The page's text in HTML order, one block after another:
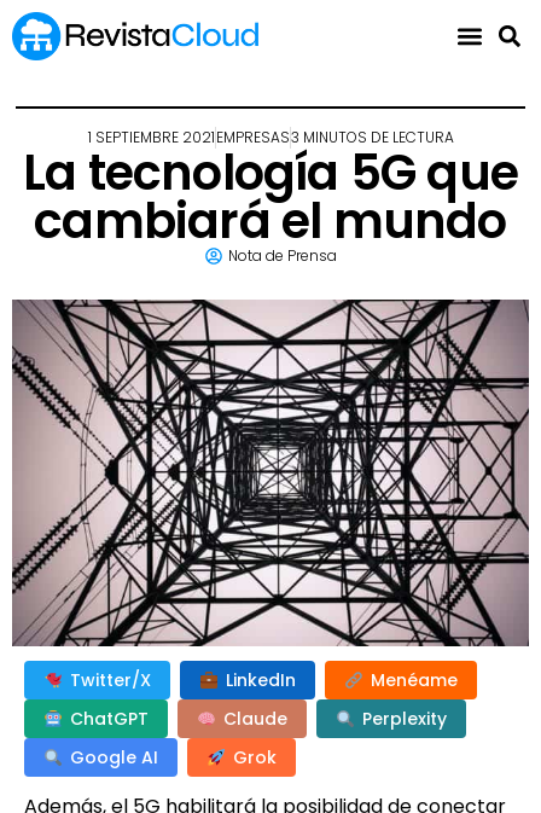
1 SEPTIEMBRE 2021EMPRESAS3 MINUTOS DE LECTURA
La tecnología 5G que
cambiará el mundo
Nota de Prensa
Twitter/X LinkedIn
Menéame
ChatGPT
Claude
Perplexity
Google AI
Grok
Además, el 5G habilitará la posibilidad de conectar